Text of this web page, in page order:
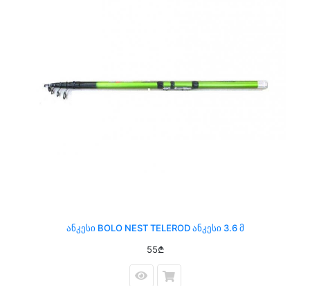
Ანკესი BOLO NEST TELEROD Ანკესი 3.6 Მ
55₾